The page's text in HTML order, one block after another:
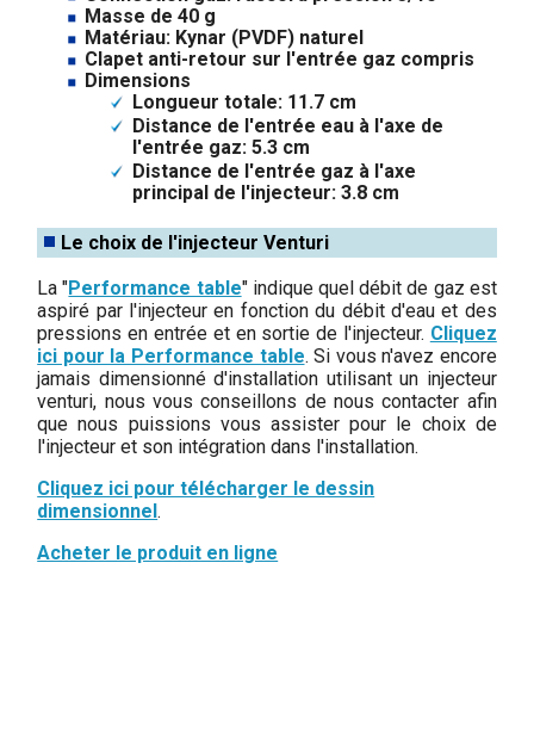
Masse de 40 g
Matériau: Kynar (PVDF) naturel
Clapet anti-retour sur l'entrée gaz compris
Dimensions
Longueur totale: 11.7 cm
Distance de l'entrée eau à l'axe de
l'entrée gaz: 5.3 cm
Distance de l'entrée gaz à l'axe
principal de l'injecteur: 3.8 cm
Le choix de l'injecteur Venturi
La "Performance table" indique quel débit de gaz est
aspiré par l'injecteur en fonction du débit d'eau et des
pressions en entrée et en sortie de l'injecteur. Cliquez
ici pour la Performance table. Si vous n'avez encore
jamais dimensionné d'installation utilisant un injecteur
venturi, nous vous conseillons de nous contacter afin
que nous puissions vous assister pour le choix de
l'injecteur et son intégration dans l'installation.
Cliquez ici pour télécharger le dessin
dimensionnel.
Acheter le produit en ligne